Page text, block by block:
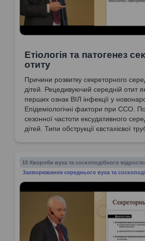
Етіологія та патогенез
отиту
Причини розвитку секреторного
дітей. Рецедивуючий середній отит
перших ознак ВІЛ інфекції у
Епідеміологічні фактори при ССО.
сезонної частоти ексудативного
дітей. Типи обструкції євстахієвої
розвитку ССО та склад секрету вуха.
10 Хвороби вуха та соскоподібного
Захворювання середнього вуха та